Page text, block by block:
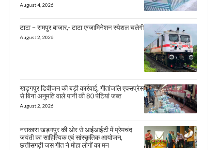
August 4, 2026
टाटा – रामपुर बाजार,- टाटा एग्जामिनेशन स्पेशल चलेगी
August 2, 2026
खड़गपुर डिवीजन की बड़ी कार्रवाई, गीतांजलि एक्सप्रेस
से बिना अनुमति वाले पानी की 80 पेटियां जब्त
August 2, 2026
नराकास खड़गपुर की ओर से आईआईटी में प्रेमचंद
जयंती का साहित्यिक एवं सांस्कृतिक आयोजन,
छत्तीसगढ़ी जस गीत ने मोहा लोगों का मन